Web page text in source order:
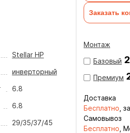
Stellar HP
инверторный
6.8
6.8
29/35/37/45
Заказать
Монтаж
Базовый
Премиум
Доставка
Бесплатно ,
Самовывоз
Бесплатно ,